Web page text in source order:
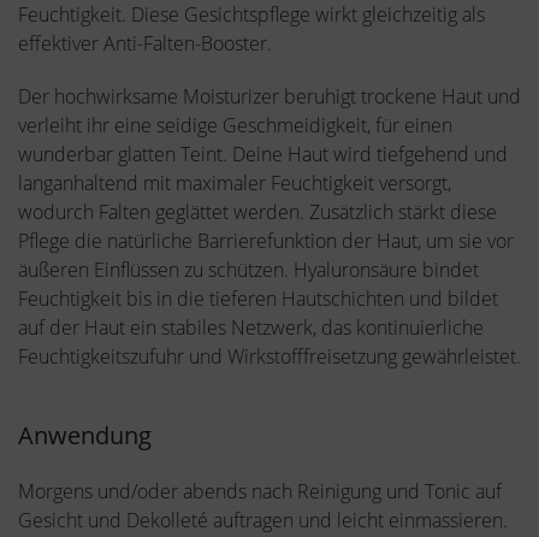
Feuchtigkeit. Diese Gesichtspflege wirkt gleichzeitig als
effektiver Anti-Falten-Booster.
Der hochwirksame Moisturizer beruhigt trockene Haut und
verleiht ihr eine seidige Geschmeidigkeit, für einen
wunderbar glatten Teint. Deine Haut wird tiefgehend und
langanhaltend mit maximaler Feuchtigkeit versorgt,
wodurch Falten geglättet werden. Zusätzlich stärkt diese
Pflege die natürliche Barrierefunktion der Haut, um sie vor
äußeren Einflüssen zu schützen. Hyaluronsäure bindet
Feuchtigkeit bis in die tieferen Hautschichten und bildet
auf der Haut ein stabiles Netzwerk, das kontinuierliche
Feuchtigkeitszufuhr und Wirkstofffreisetzung gewährleistet.
Anwendung
Morgens und/oder abends nach Reinigung und Tonic auf
Gesicht und Dekolleté auftragen und leicht einmassieren.